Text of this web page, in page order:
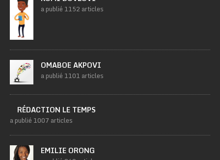
a publié 1152 articles
OMABOE AKPOVI
a publié 1101 articles
RÉDACTION LE TEMPS
a publié 1007 articles
EMILIE ORONG